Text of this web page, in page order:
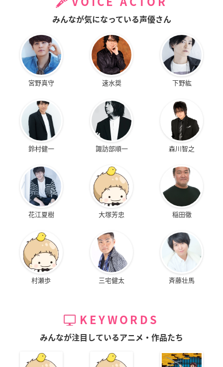
みんなが気になっている声優さん
宮野真守 速水奨 下野紘
鈴村健一 諏訪部順一 森川智之
花江夏樹 大塚芳忠 稲田徹
村瀬歩 三宅健太 斉藤壮馬
KEYWORDS
みんなが注目しているアニメ・作品たち